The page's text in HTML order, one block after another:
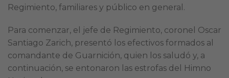
Regimiento, familiares y público en general.
Para comenzar, el jefe de Regimiento, coronel Oscar
Santiago Zarich, presentó los efectivos formados al
comandante de Guarnición, quien los saludó y, a
continuación, se entonaron las estrofas del Himno